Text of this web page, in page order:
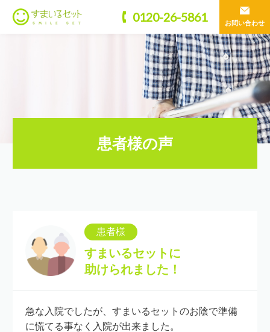
0120-26-5861 お問い合わせ
患者様の声
患者様
すまいるセットに
助けられました！
急な入院でしたが、すまいるセットのお陰で準備
に慌てる事なく入院が出来ました。